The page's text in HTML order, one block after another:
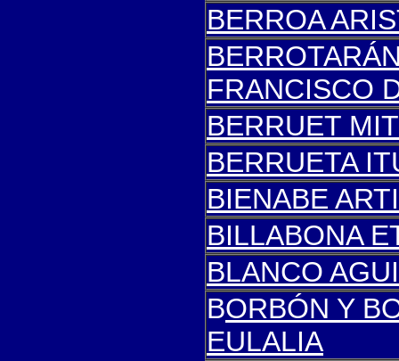
BERROA
FRANCISCO
BERRUET
BERRUETA
BIENABE
BILLABONA
BLANCO
BORBÓN Y
EULALIA